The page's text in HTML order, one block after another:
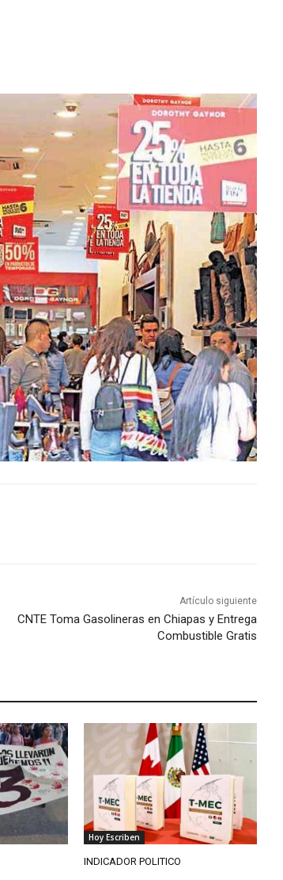
Artículo siguiente
CNTE Toma Gasolineras en Chiapas y Entrega
Combustible Gratis
Hoy Escriben
INDICADOR POLITICO